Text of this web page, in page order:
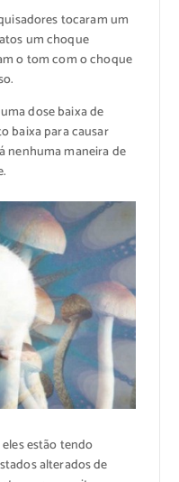
tocaram um
um choque
o tom com o choque
dose baixa de
baixa para causar
nenhuma maneira de
estão tendo
alterados de